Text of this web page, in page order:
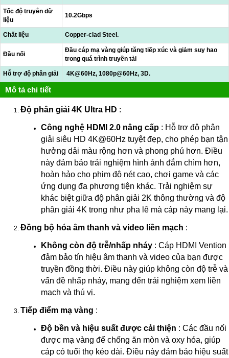
Tốc độ truyên dữ
liệu
10.2Gbps
Chất liệu Copper-clad Steel.
Đầu nối
Đầu cáp mạ vàng giúp tăng tiếp xúc và giảm suy hao
trong quá trình truyền tải
Hỗ trợ độ phân giải 4K@60Hz, 1080p@60Hz, 3D.
Mô tả chi tiết
Độ phân giải 4K Ultra HD :
Công nghệ HDMI 2.0 nâng cấp : Hỗ trợ độ phân
giải siêu HD 4K@60Hz tuyệt đẹp, cho phép bạn tận
hưởng dải màu rộng hơn và phong phú hơn. Điều
này đảm bảo trải nghiệm hình ảnh đắm chìm hơn,
hoàn hảo cho phim độ nét cao, chơi game và các
ứng dụng đa phương tiện khác. Trải nghiệm sự
khác biệt giữa độ phân giải 2K thông thường và độ
phân giải 4K trong như pha lê mà cáp này mang lại.
Đồng bộ hóa âm thanh và video liền mạch :
Không còn độ trễ/nhấp nháy : Cáp HDMI Vention
đảm bảo tín hiệu âm thanh và video của bạn được
truyền đồng thời. Điều này giúp không còn độ trễ và
vấn đề nhấp nháy, mang đến trải nghiệm xem liền
mạch và thú vị.
Tiếp điểm mạ vàng :
Độ bền và hiệu suất được cải thiện : Các đầu nối
được mạ vàng để chống ăn mòn và oxy hóa, giúp
cáp có tuổi thọ kéo dài. Điều này đảm bảo hiệu suất